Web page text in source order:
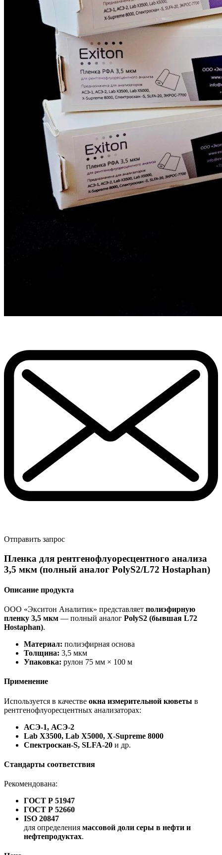
Отправить запрос
Пленка для рентгенофлуоресцентного анализа
3,5 мкм (полный аналог PolyS2/L72 Hostaphan)
Описание продукта
ООО «Экситон Аналитик» представляет полиэфирную
пленку 3,5 мкм — полный аналог PolyS2 (бывшая L72
Hostaphan).
Материал: полиэфирная основа
Толщина: 3,5 мкм
Упаковка: рулон 75 мм × 100 м
Применение
Используется в качестве окна измерительной кюветы в
рентгенофлуоресцентных анализаторах:
АСЭ-1, АСЭ-2
Lab X3500, Lab X5000, X-Supreme 8000
Спектроскан-S, SLFA-20 и др.
Стандарты соответствия
Рекомендована:
ГОСТ Р 51947
ГОСТ Р 52660
ISO 20847
для определения массовой доли серы в нефти и
нефтепродуктах.